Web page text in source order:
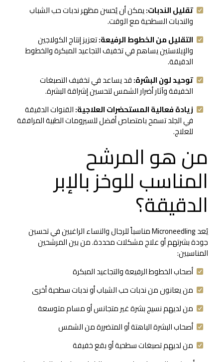
تقليل الندبات:يمكن أن يُحسن مظهر ندبات حب الشباب
والندبات السطحية مع الوقت.
التقليل من الخطوط الرفيعة:تعزيز إنتاج الكولاجين
والإيلاستين يساهم في تخفيف التجاعيد المبكرة والخطوط
الدقيقة.
توحيد لون البشرة:قد يساعد في تخفيف التصبغات
الخفيفة وآثار أضرار الشمس لتحسين إشراقة البشرة.
زيادة فعالية المستحضرات العلاجية:القنوات الدقيقة
في الجلد تسمح بامتصاص أفضل للسيرومات الطبية المرافقة
للعلاج.
من هو المرشح
المناسب للوخز بالإبر
الدقيقة؟
يُعد Microneedling مناسباً للرجال والنساء الراغبين في تحسين
جودة بشرتهم أو علاج مشكلات محددة. من بين المرشحين
المناسبين:
أصحاب الخطوط الرفيعة والتجاعيد المبكرة
من يعانون من ندبات حب الشباب أو ندبات سطحية أخرى
من لديهم نسيج بشرة غير متجانس أو مسام متوسعة
أصحاب البشرة الباهتة أو المتضررة من الشمس
من لديهم تصبغات سطحية أو بقع خفيفة